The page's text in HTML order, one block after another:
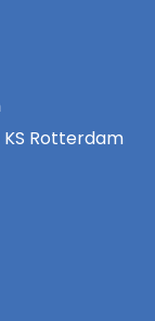
Rotterdam